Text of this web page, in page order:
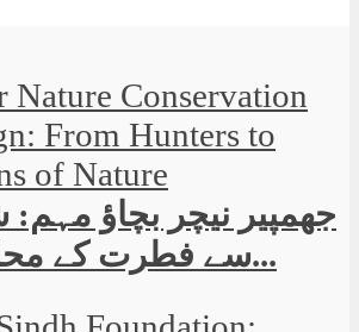
جھمپیر نیچر بچاؤ مہم:
سے فطرت کے محافظ بننے...